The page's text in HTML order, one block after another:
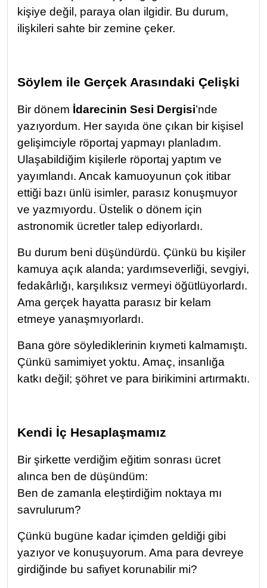
kişiye değil, paraya olan ilgidir. Bu durum,
ilişkileri sahte bir zemine çeker.
Söylem ile Gerçek Arasındaki Çelişki
Bir dönem İdarecinin Sesi Dergisi’nde
yazıyordum. Her sayıda öne çıkan bir kişisel
gelişimciyle röportaj yapmayı planladım.
Ulaşabildiğim kişilerle röportaj yaptım ve
yayımlandı. Ancak kamuoyunun çok itibar
ettiği bazı ünlü isimler, parasız konuşmuyor
ve yazmıyordu. Üstelik o dönem için
astronomik ücretler talep ediyorlardı.
Bu durum beni düşündürdü. Çünkü bu kişiler
kamuya açık alanda; yardımseverliği, sevgiyi,
fedakârlığı, karşılıksız vermeyi öğütlüyorlardı.
Ama gerçek hayatta parasız bir kelam
etmeye yanaşmıyorlardı.
Bana göre söylediklerinin kıymeti kalmamıştı.
Çünkü samimiyet yoktu. Amaç, insanlığa
katkı değil; şöhret ve para birikimini artırmaktı.
Kendi İç Hesaplaşmamız
Bir şirkette verdiğim eğitim sonrası ücret
alınca ben de düşündüm:
Ben de zamanla eleştirdiğim noktaya mı
savrulurum?
Çünkü bugüne kadar içimden geldiği gibi
yazıyor ve konuşuyorum. Ama para devreye
girdiğinde bu safiyet korunabilir mi?